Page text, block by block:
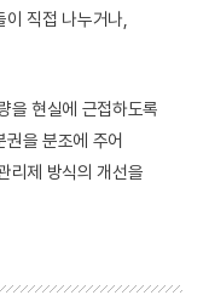
직접 나누거나,
을 현실에 근접하도록
을 분조에 주어
리제 방식의 개선을